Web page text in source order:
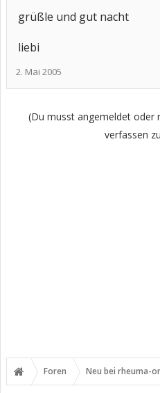
grüßle und gut nacht
liebi
2. Mai 2005
(Du musst angemeldet oder
verfassen
Foren Neu bei rheuma-